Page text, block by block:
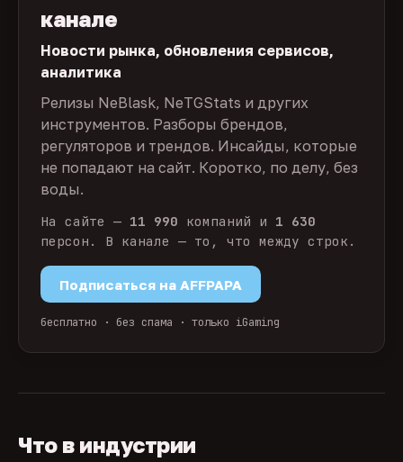
канале
Новости рынка, обновления сервисов,
аналитика
Релизы NeBlask, NeTGStats и других
инструментов. Разборы брендов,
регуляторов и трендов. Инсайды, которые
не попадают на сайт. Коротко, по делу, без
воды.
На сайте — 11 990 компаний и 1 630
персон. В канале — то, что между строк.
Подписаться на AFFPAPA
бесплатно · без спама · только iGaming
Что в индустрии